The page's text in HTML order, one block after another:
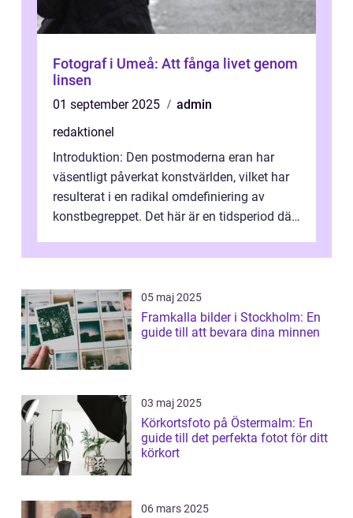
Fotograf i Umeå: Att fånga livet genom
linsen
01 september 2025
admin
redaktionel
Introduktion: Den postmoderna eran har
väsentligt påverkat konstvärlden, vilket har
resulterat i en radikal omdefiniering av
konstbegreppet. Det här är en tidsperiod där
05 maj 2025
Framkalla bilder i Stockholm: En
guide till att bevara dina minnen
03 maj 2025
Körkortsfoto på Östermalm: En
guide till det perfekta fotot för ditt
körkort
06 mars 2025